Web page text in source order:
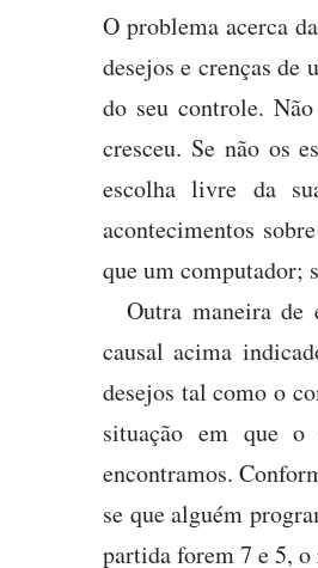
O problema acerca
desejos e crenças de
do seu controle.
cresceu. Se não os
escolha livre da
acontecimentos
que um computador;
Outra maneira de
causal acima
desejos tal como o
situação em que o
encontramos.
se que alguém
partida forem 7 e 5,